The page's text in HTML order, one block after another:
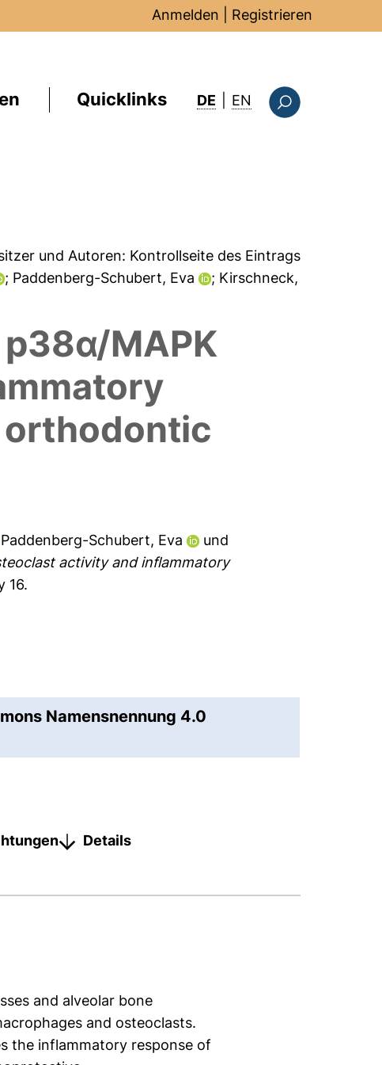
Anmelden Registrieren
Quicklinks DE EN : this page in
und Autoren: Kontrollseite des Eintrags
; Paddenberg-Schubert, Eva
; Kirschneck,
MAPK
orthodontic
Paddenberg-Schubert, Eva
und
activity and inflammatory
16.
Namensnennung 4.0
Details
and alveolar bone
and osteoclasts.
the inflammatory response of